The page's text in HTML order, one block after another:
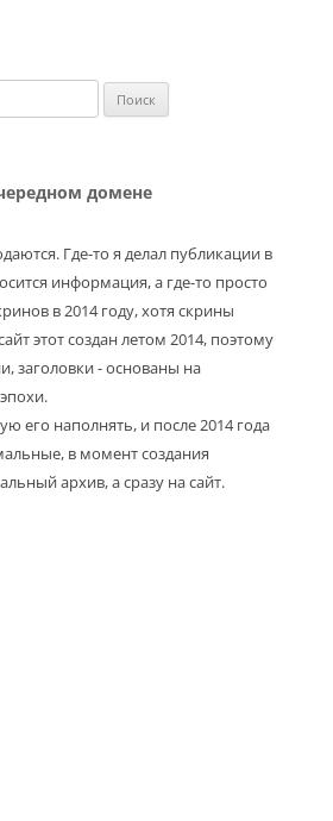
домене
Где-то я делал публикации в
информация, а где-то просто
в 2014 году, хотя скрины
этот создан летом 2014, поэтому
заголовки - основаны на
его наполнять, и после 2014 года
в момент создания
архив, а сразу на сайт.